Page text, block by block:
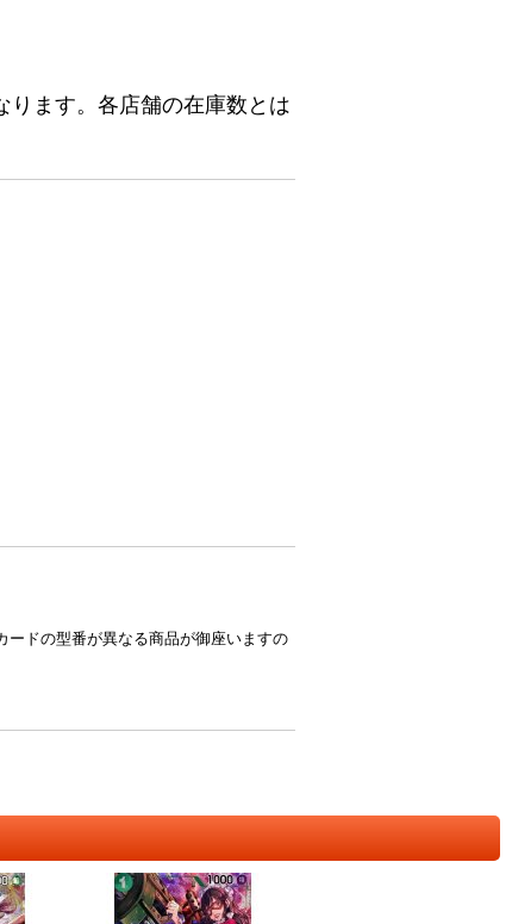
ります。各店舗の在庫数とは
ドの型番が異なる商品が御座いますの